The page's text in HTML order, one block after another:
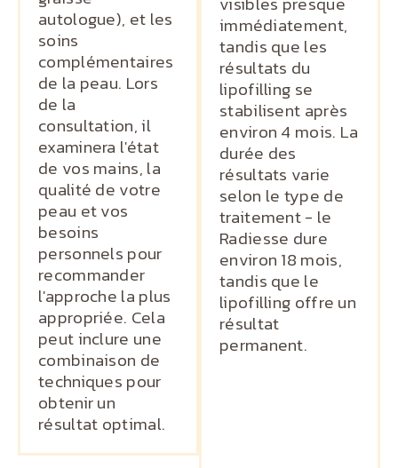
autologue), et les
soins
complémentaires
de la peau. Lors
de la
consultation, il
examinera l'état
de vos mains, la
qualité de votre
peau et vos
besoins
personnels pour
recommander
l'approche la plus
appropriée. Cela
peut inclure une
combinaison de
techniques pour
obtenir un
résultat optimal.
immédiatement,
tandis que les
résultats du
lipofilling se
stabilisent après
environ 4 mois. La
durée des
résultats varie
selon le type de
traitement - le
Radiesse dure
environ 18 mois,
tandis que le
lipofilling offre un
résultat
permanent.